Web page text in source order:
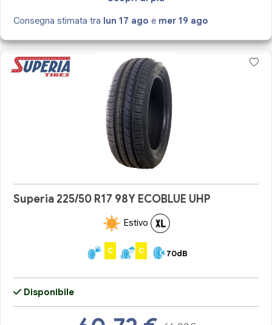
Consegna stimata tra lun 17 ago e mer 19 ago
Superia 225/50 R17 98Y ECOBLUE UHP
Estivo
C C 70dB
Disponibile